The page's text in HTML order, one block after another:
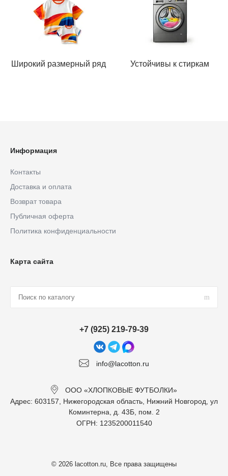
Широкий размерный ряд Устойчивы к стиркам
Информация
Контакты
Доставка и оплата
Возврат товара
Публичная оферта
Политика конфиденциальности
Карта сайта
info@lacotton.ru
+7 (925) 219-79-39
ООО «ХЛОПКОВЫЕ ФУТБОЛКИ»
Адрес: 603157, Нижегородская область, Нижний Новгород, ул
Коминтерна, д. 43Б, пом. 2
ОГРН: 1235200011540
© 2026 lacotton.ru, Все права защищены